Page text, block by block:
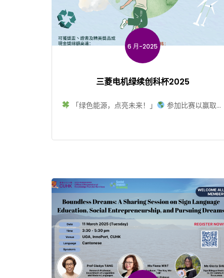
6 月-2025
三菱电机绿续创科杯2025
「绿色能源，点亮未来！」
参加比赛以赢取总